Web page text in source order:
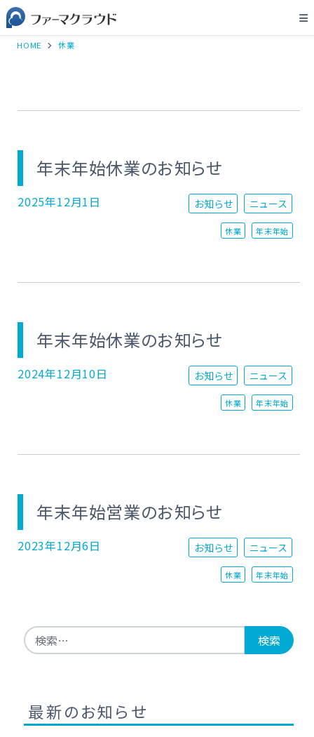
HOME 休業
年末年始休業のお知らせ
2025年12月1日 お知らせ ニュース
休業 年末年始
年末年始休業のお知らせ
2024年12月10日 お知らせ ニュース
休業 年末年始
年末年始営業のお知らせ
2023年12月6日 お知らせ ニュース
休業 年末年始
検索:
最新のお知らせ